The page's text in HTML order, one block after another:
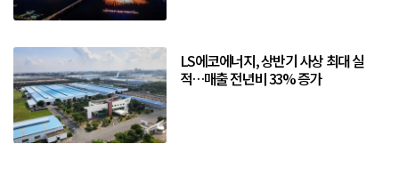
LS에코에너지, 상반기 사상 최대 실
적…매출 전년비 33% 증가